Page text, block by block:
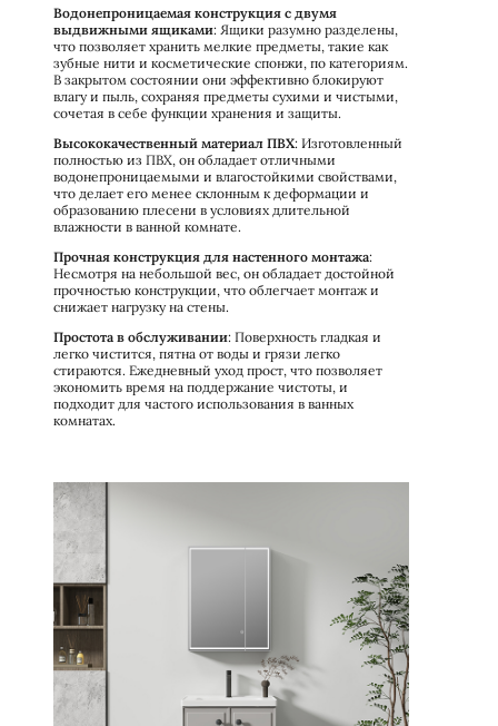
Водонепроницаемая конструкция с двумя
выдвижными ящиками: Ящики разумно разделены,
что позволяет хранить мелкие предметы, такие как
зубные нити и косметические спонжи, по категориям.
В закрытом состоянии они эффективно блокируют
влагу и пыль, сохраняя предметы сухими и чистыми,
сочетая в себе функции хранения и защиты.
Высококачественный материал ПВХ: Изготовленный
полностью из ПВХ, он обладает отличными
водонепроницаемыми и влагостойкими свойствами,
что делает его менее склонным к деформации и
образованию плесени в условиях длительной
влажности в ванной комнате.
Прочная конструкция для настенного монтажа:
Несмотря на небольшой вес, он обладает достойной
прочностью конструкции, что облегчает монтаж и
снижает нагрузку на стены.
Простота в обслуживании: Поверхность гладкая и
легко чистится, пятна от воды и грязи легко
стираются. Ежедневный уход прост, что позволяет
экономить время на поддержание чистоты, и
подходит для частого использования в ванных
комнатах.